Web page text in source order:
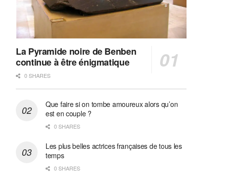
La Pyramide noire de Benben
continue à être énigmatique
0 SHARES
Que faire si on tombe amoureux alors qu’on
est en couple ?
0 SHARES
Les plus belles actrices françaises de tous les
temps
0 SHARES